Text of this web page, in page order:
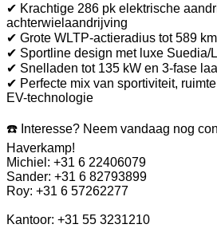
✔ Krachtige 286 pk elektrische
achterwielaandrijving
✔ Grote WLTP-actieradius tot 589 km
✔ Sportline design met luxe Suedia/
✔ Snelladen tot 135 kW en 3-fase
✔ Perfecte mix van sportiviteit,
EV-technologie
☎️ Interesse? Neem vandaag nog
Haverkamp!
Michiel: +31 6 22406079
Sander: +31 6 82793899
Roy: +31 6 57262277
Kantoor: +31 55 3231210